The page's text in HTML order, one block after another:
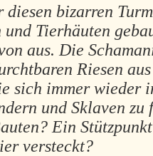
bizarren
Tierhäuten
aus. Die
Riesen aus
sich immer wieder
und Sklaven
Ein
versteckt?